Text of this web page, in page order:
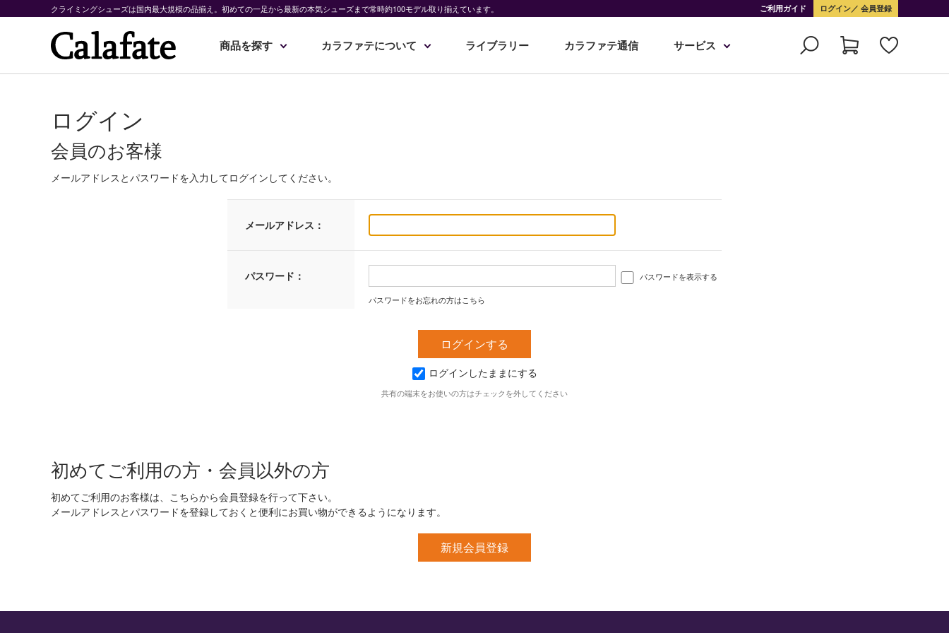
クライミングシューズは国内最大規模の品揃え。初めての一足から最新の本気シューズまで常時約100モデル取り揃えています。 ご利用ガイド ログイン 会員登録
商品を探す カラファテについて ライブラリー カラファテ通信 サービス
ログイン
会員のお客様
メールアドレスとパスワードを入力してログインしてください。
メールアドレス：
パスワード： パスワードを表示する
パスワードをお忘れの方はこちら
ログインしたままにする
共有の端末をお使いの方はチェックを外してください
初めてご利用の方・会員以外の方
初めてご利用のお客様は、こちらから会員登録を行って下さい。
メールアドレスとパスワードを登録しておくと便利にお買い物ができるようになります。